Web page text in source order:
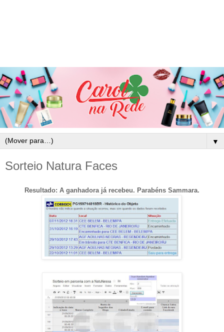
▼
Sorteio Natura Faces
Resultado: A ganhadora já recebeu. Parabéns Sammara.